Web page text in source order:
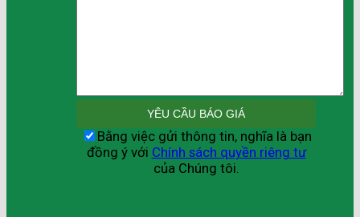
Bằng việc gửi thông tin, nghĩa là bạn
đồng ý với Chính sách quyền riêng tư
của Chúng tôi.